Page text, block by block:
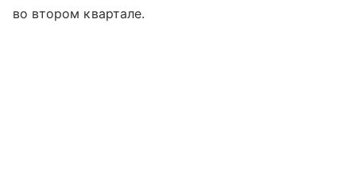
во втором квартале.